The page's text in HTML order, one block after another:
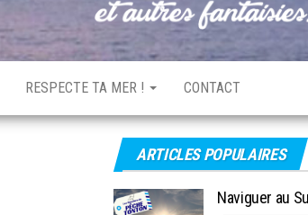
RESPECTE TA MER ! CONTACT
ARTICLES POPULAIRES
Naviguer au